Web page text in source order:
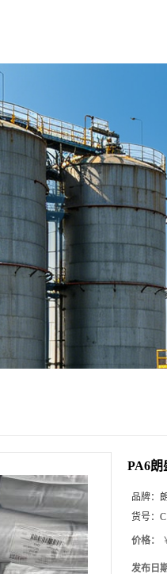
PA6朗
品牌：
货号：
价格：
发布日期